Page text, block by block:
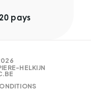
pays
HELKIJN